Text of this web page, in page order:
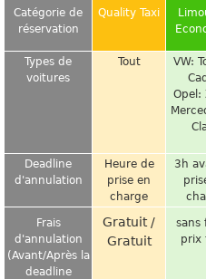
LES AVANTAGES DE TALIXO
ENTREPRISES CLIENTES
À PROPOS DE NOUS
Catégorie de
réservation
Quality Taxi
Types de
voitures
Tout
VW:
Opel:
Deadline
d'annulation
Heure de
prise en
charge
3h
Frais
d'annulation
(Avant/Après la
deadline
Gratuit /
Gratuit
sans
prix